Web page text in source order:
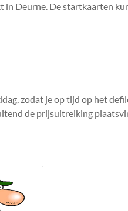
Deurne. De startkaarten
zodat je op tijd op het
de prijsuitreiking